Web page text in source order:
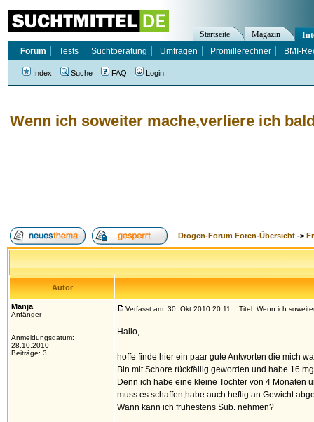
Wenn ich soweiter mache,verliere ich
Drogen-Forum Foren-Übersicht ->
Autor
Manja
Anfänger
Anmeldungsdatum:
28.10.2010
Beiträge: 3
Verfasst am: 30. Okt 2010 20:11 Titel: Wenn ich
Hallo,
hoffe finde hier ein paar gute Antworten die mich
Bin mit Schore rückfällig geworden und habe 16
Denn ich habe eine kleine Tochter von 4 Monaten
muss es schaffen,habe auch heftig an Gewicht
Wann kann ich frühestens Sub. nehmen?
Startseite Magazin
Forum
Tests Suchtberatung Umfragen Promillerechner BMI-
Index Suche FAQ Login